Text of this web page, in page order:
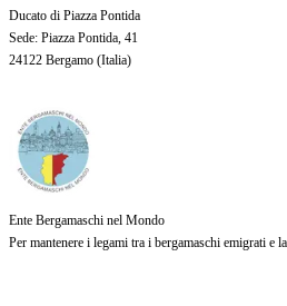
Ducato di Piazza Pontida
Sede: Piazza Pontida, 41
24122 Bergamo (Italia)
Ente Bergamaschi nel Mondo
Per mantenere i legami tra i bergamaschi emigrati e